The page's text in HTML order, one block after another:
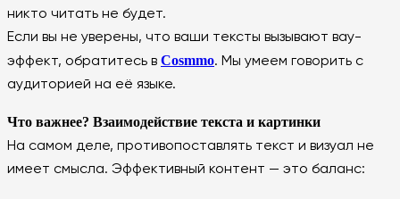
никто читать не будет.
Если вы не уверены, что ваши тексты вызывают вау-
эффект, обратитесь в Cosmmo. Мы умеем говорить с
аудиторией на её языке.
Что важнее? Взаимодействие текста и картинки
На самом деле, противопоставлять текст и визуал не
имеет смысла. Эффективный контент — это баланс: